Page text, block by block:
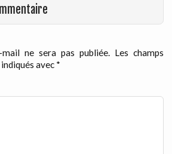
ne sera pas publiée. Les champs
avec *